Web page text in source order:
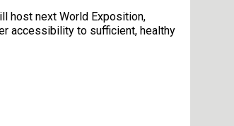
host next World Exposition,
accessibility to sufficient, healthy